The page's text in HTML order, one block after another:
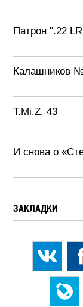
Патрон ".22
Калашников
T.Mi.Z. 43
И снова о
ЗАКЛАДКИ